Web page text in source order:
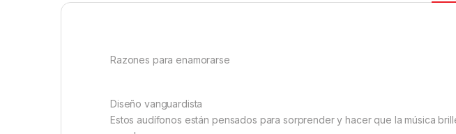
Razones para enamorarse
Diseño vanguardista
Estos audífonos están pensados para sorprender y hacer que la música